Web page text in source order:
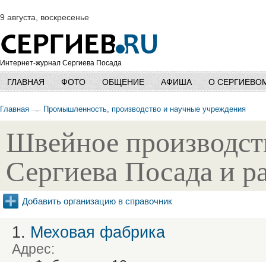
9 августа, воскресенье
Интернет-журнал Сергиева Посада
ГЛАВНАЯ ФОТО ОБЩЕНИЕ АФИША О
Главная Промышленность, производство и научные учреждения
Швейное
Сергиева Посада и
Добавить организацию в справочник
1. Меховая фабрика
Адрес: